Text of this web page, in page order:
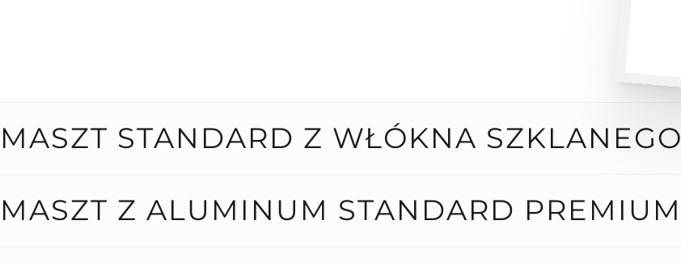
MASZT STANDARD Z WŁÓKNA SZKLANEGO
MASZT Z ALUMINUM STANDARD PREMIUM